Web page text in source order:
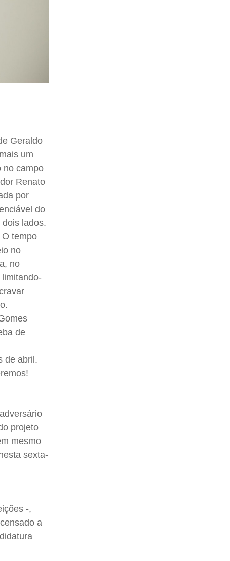
Geraldo
um
no campo
Renato
por
do
lados.
tempo
no
no
de
de abril.
projeto
mesmo
sexta-
-,
a